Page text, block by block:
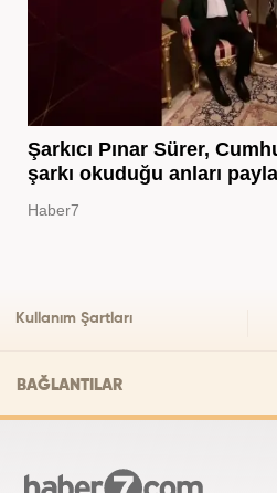
Şarkıcı Pınar Sürer,
şarkı okuduğu anları
Haber7
Kullanım Şartları
BAĞLANTILAR